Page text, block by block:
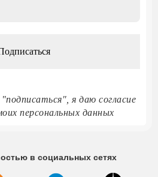
я даю согласие
персональных данных
в социальных сетях